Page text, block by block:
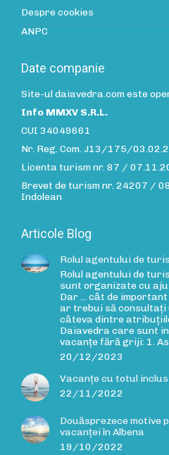
Despre cookies
ANPC
Date companie
Site-ul daiavedra.com este
Info MMXV S.R.L.
CUI 34049661
Nr. Reg. Com. J13/175/
Licenta turism nr. 87 /
Brevet de turism nr. 24207 /
Indolean
Articole Blog
Rolul agentului de
Rolul agentului de
sunt organizate cu
Dar ... cât de
ar trebui să consultați
câteva dintre
Daiavedra care sunt
vacanțe fără griji: 1.
20/12/2023
Vacanțe cu totul inclus
22/11/2022
Douăsprezece motive
vacanței în Albena
19/10/2022